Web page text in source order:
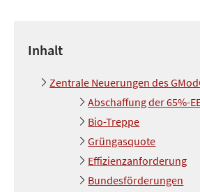
Inhalt
Zentrale Neuerungen des
Abschaffung der 65%-
Bio-Treppe
Grüngasquote
Effizienzanforderung
Bundesförderungen